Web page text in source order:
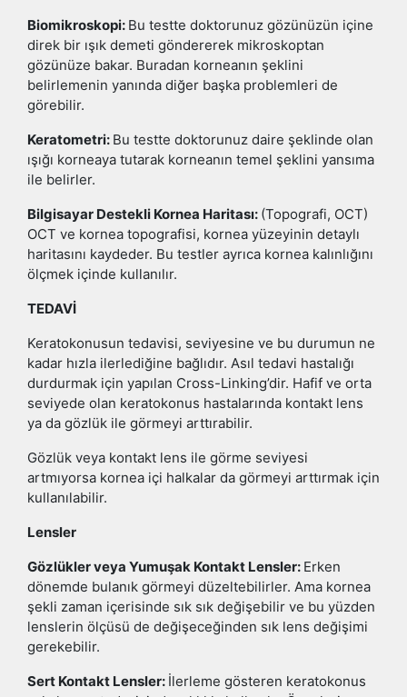
Biomikroskopi: Bu testte doktorunuz gözünüzün içine
direk bir ışık demeti göndererek mikroskoptan
gözünüze bakar. Buradan korneanın şeklini
belirlemenin yanında diğer başka problemleri de
görebilir.
Keratometri: Bu testte doktorunuz daire şeklinde olan
ışığı korneaya tutarak korneanın temel şeklini yansıma
ile belirler.
Bilgisayar Destekli Kornea Haritası: (Topografi, OCT)
OCT ve kornea topografisi, kornea yüzeyinin detaylı
haritasını kaydeder. Bu testler ayrıca kornea kalınlığını
ölçmek içinde kullanılır.
TEDAVİ
Keratokonusun tedavisi, seviyesine ve bu durumun ne
kadar hızla ilerlediğine bağlıdır. Asıl tedavi hastalığı
durdurmak için yapılan Cross-Linking’dir. Hafif ve orta
seviyede olan keratokonus hastalarında kontakt lens
ya da gözlük ile görmeyi arttırabilir.
Gözlük veya kontakt lens ile görme seviyesi
artmıyorsa kornea içi halkalar da görmeyi arttırmak için
kullanılabilir.
Lensler
Gözlükler veya Yumuşak Kontakt Lensler: Erken
dönemde bulanık görmeyi düzeltebilirler. Ama kornea
şekli zaman içerisinde sık sık değişebilir ve bu yüzden
lenslerin ölçüsü de değişeceğinden sık lens değişimi
gerekebilir.
Sert Kontakt Lensler: İlerleme gösteren keratokonus